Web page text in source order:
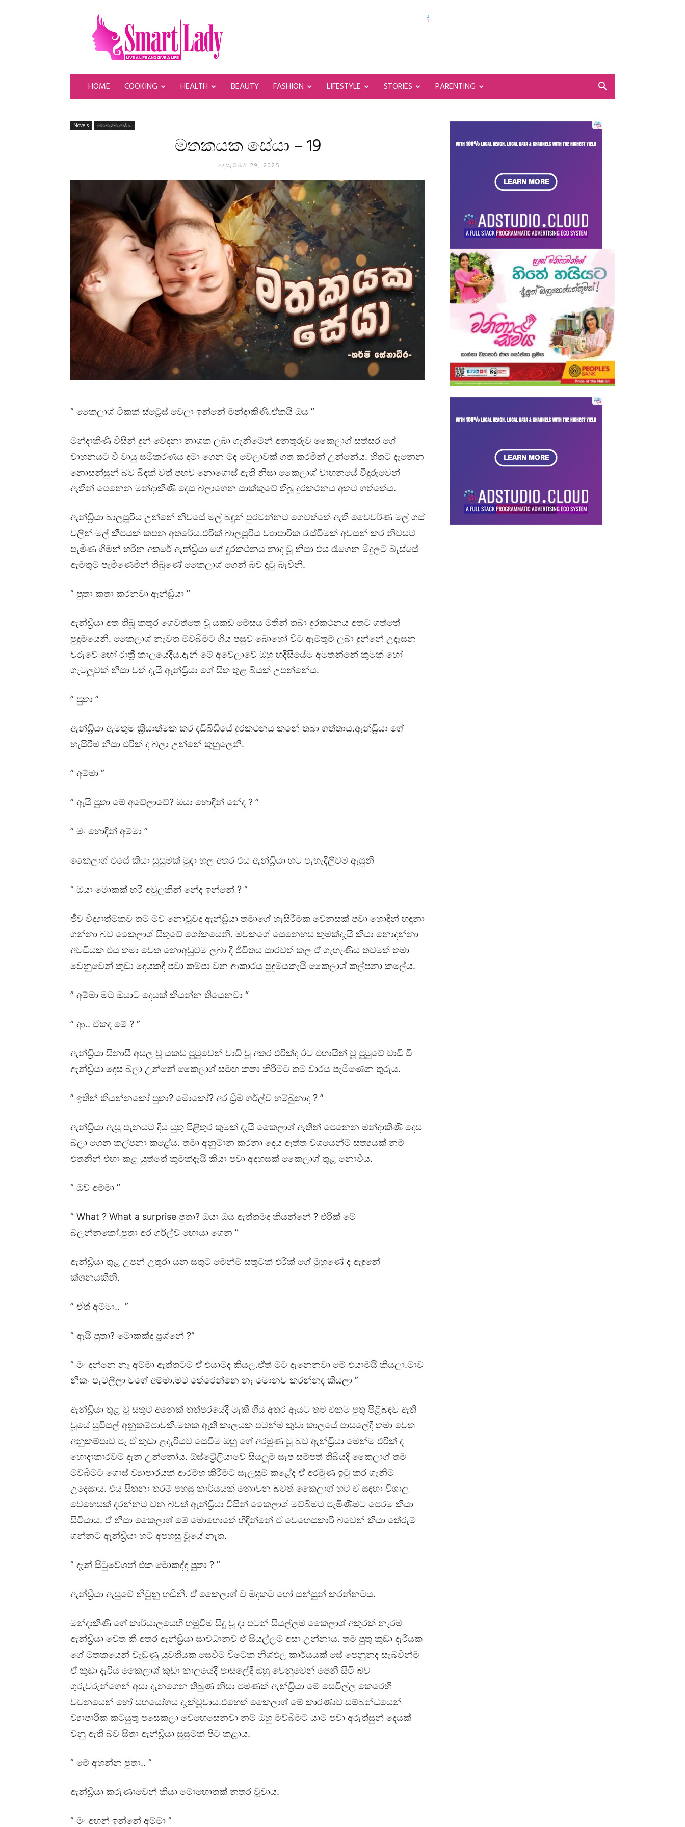
SmartLady
HOME COOKING HEALTH BEAUTY FASHION LIFESTYLE STORIES PARENTING
Novels මතකයක සේයා
මතකයක සේයා – 19
දෙසැම්බර් 29, 2025
” කෛලාශ් ටිකක් ස්ට්‍රෙස් වෙලා ඉන්නේ මන්දාකිණි.ඒකයි ඔය ”
මන්දාකිණි විසින් දුන් වේදනා නාශක ලබා ගැනීමෙන් අනතුරුව කෛලාශ් සත්‍සර ගේ
වාහනයට වී වායු සමීකරණය දමා ගෙන මඳ වේලාවක් ගත කරමින් උන්නේය. හිතට දැනෙන
නොසන්සුන් බව බිඳක් වත් පහව නොගොස් ඇති නිසා කෛලාශ් වාහනයේ වීදුරුවෙන්
ඈතින් පෙනෙන මන්දාකිණි දෙස බලාගෙන සාක්කුවේ තිබූ දුරකථනය අතට ගත්තේය.
ඇන්ඩ්‍රියා බාලසූරිය උන්නේ නිවසේ මල් බඳුන් පුරවන්නට ගෙවත්තේ ඇති වෛවර්ණ මල් ගස්
වලින් මල් කීපයක් කපන අතරේය.එරික් බාලසූරිය ව්‍යාපාරික රැස්වීමක් අවසන් කර නිවසට
පැමිණ ගිමන් හරින අතරේ ඇන්ඩ්‍රියා ගේ දුරකථනය නාද වූ නිසා එය රැගෙන මිදුලට බැස්සේ
ඇමතුම පැමිණෙමින් තිබුණේ කෛලාශ් ගෙන් බව දුටු බැවිනි.
” පුතා කතා කරනවා ඇන්ඩ්‍රියා ”
ඇන්ඩ්‍රියා අත තිබූ කතුර ගෙවත්තෙ වූ යකඩ මේසය මතින් තබා දුරකථනය අතට ගත්තේ
පුදුමයෙනි. කෛලාශ් නැවත මව්බිමට ගිය පසුව බොහෝ විට ඇමතුම් ලබා දුන්නේ උදෑසන
වරුවේ හෝ රාත්‍රී කාලයේදීය.දැන් මේ අවේලාවේ ඔහු හදිසියේම අමතන්නේ කුමක් හෝ
ගැටලුවක් නිසා වත් දැයි ඇන්ඩ්‍රියා ගේ සිත තුළ බියක් උපන්නේය.
” පුතා ”
ඇන්ඩ්‍රියා ඇමතුම ක්‍රියාත්මක කර දඩිබිඩියේ දුරකථනය කනේ තබා ගත්තාය.ඇන්ඩ්‍රියා ගේ
හැසිරීම නිසා එරික් ද බලා උන්නේ කුහුලෙනි.
” අම්මා ”
” ඇයි පුතා මේ අවේලාවේ? ඔයා හොඳින් නේද ? ”
” මං හොඳින් අම්මා ”
කෛලාශ් එසේ කියා සුසුමක් මුදා හල අතර එය ඇන්ඩ්‍රියා හට පැහැදිලිවම ඇසුනි
” ඔයා මොකක් හරි අවුලකින් නේද ඉන්නේ ? ”
ජීව විද්‍යාත්මකව තම මව නොවූවද ඇන්ඩ්‍රියා තමාගේ හැසිරීමක වෙනසක් පවා හොඳින් හඳුනා
ගන්නා බව කෛලාශ් සිතුවේ ශෝකයෙනි. මවකගේ සෙනෙහස කුමක්දැයි කියා නොදන්නා
අවධියක එය තමා වෙත නොඅඩුවම ලබා දී ජීවිතය සාරවත් කල ඒ ගැහැණිය තවමත් තමා
වෙනුවෙන් කුඩා දෙයකදී පවා කම්පා වන ආකාරය පුදුමයකැයි කෛලාශ් කල්පනා කලේය.
” අම්මා මට ඔයාට දෙයක් කියන්න තියෙනවා “
” ආ.. ඒකද මේ ? ”
ඇන්ඩ්‍රියා සිනාසී අසල වූ යකඩ පුටුවෙන් වාඩි වූ අතර එරික්ද ඊට එහායින් වූ පුටුවේ වාඩි වී
ඇන්ඩ්‍රියා දෙස බලා උන්නේ කෛලාශ් සමඟ කතා කිරීමට තම වාරය පැමිණෙන තුරුය.
” ඉතින් කියන්නකෝ පුතා? මොකෝ? අර ඩ්‍රීම් ගර්ල්ව හම්බුනාද ? ”
ඇන්ඩ්‍රියා ඇසූ පැනයට දිය යුතු පිළිතුර කුමක් දැයි කෛලාශ් ඈතින් පෙනෙන මන්දාකිණි දෙස
බලා ගෙන කල්පනා කළේය. තමා අනුමාන කරනා දෙය ඇත්ත වශයෙන්ම සත්‍යයක් නම්
එතනින් එහා කළ යුත්තේ කුමක්දැයි කියා පවා අදහසක් කෛලාශ් තුළ නොවීය.
” ඔව් අම්මා ”
” What ? What a surprise පුතා? ඔයා ඔය ඇත්තමද කියන්නේ ? එරික් මේ
බලන්නකෝ.පුතා අර ගර්ල්ව හොයා ගෙන ”
ඇන්ඩ්‍රියා තුළ උපන් උතුරා යන සතුට මෙන්ම සතුටක් එරික් ගේ මුහුණේ ද ඇඳුනේ
ක්ශනයකිනි.
” ඒත් අම්මා.. ”
” ඇයි පුතා? මොකක්ද ප්‍රශ්නේ ?”
” මං දන්නෙ නෑ අම්මා ඇත්තටම ඒ එයාමද කියල.ඒත් මට දැනෙනවා මේ එයාමයි කියලා.මාව
නිකං පැටලිලා වගේ අම්මා.මට තේරෙන්නෙ නෑ මොනව කරන්නද කියලා ”
ඇන්ඩ්‍රියා තුළ වූ සතුට අනෙක් තත්පරයේදී මැකී ගිය අතර ඇයට තම එකම පුතු පිළිබඳව ඇති
වූයේ සුවිසල් අනුකම්පාවකි.මතක ඇති කාලයක පටන්ම කුඩා කාලයේ පාසලේදී තමා වෙත
අනුකම්පාව පෑ ඒ කුඩා ළදැරියව සෙවීම ඔහු ගේ අරමුණ වූ බව ඇන්ඩ්‍රියා මෙන්ම එරික් ද
හොදාකාරවම දැන උන්නෝය. ඕස්ට්‍රේලියාවේ සියලුම සැප සම්පත් තිබියදී කෛලාශ් තම
මව්බිමට ගොස් ව්‍යාපාරයක් ආරම්භ කිරීමට සැලසුම් කළේද ඒ අරමුණ ඉටු කර ගැනීම
උදෙසාය. එය සිතනා තරම් පහසු කාර්යයක් නොවන බවත් කෛලාශ් හට ඒ සඳහා විශාල
වෙහෙසක් දරන්නට වන බවත් ඇන්ඩ්‍රියා විසින් කෛලාශ් මව්බිමට පැමිණීමට පෙරම කියා
සිටියාය. ඒ නිසා කෛලාශ් මේ මොහොතේ හිඳින්නේ ඒ වෙහෙසකාරී බවෙන් කියා තේරුම්
ගන්නට ඇන්ඩ්‍රියා හට අපහසු වූයේ නැත.
” දැන් සිටුවේශන් එක මොකද්ද පුතා ? ”
ඇන්ඩ්‍රියා ඇසුවේ නිවුනු හඬිනි. ඒ කෛලාශ් ව මදකට හෝ සන්සුන් කරන්නටය.
මන්දාකිණි ගේ කාර්යාලයෙහි හමුවීම සිදු වූ දා පටන් සියල්ලම කෛලාශ් අකුරක් නෑරම
ඇන්ඩ්‍රියා වෙත කී අතර ඇන්ඩ්‍රියා සාවධානව ඒ සියල්ලම අසා උන්නාය. තම පුතු කුඩා දැරියක
ගේ මතකයෙන් වැඩුණු යුවතියක සෙවීම විටෙක නිශ්ඵල කාර්යයක් සේ පෙනුනද සැබවින්ම
ඒ කුඩා දැරිය කෛලාශ් කුඩා කාලයේදී පාසලේදී ඔහු වෙනුවෙන් පෙනී සිටි බව
ගුරුවරුන්ගෙන් අසා දැනගෙන තිබුණ නිසා පමණක් ඇන්ඩ්‍රියා මේ සෙවිල්ල කෙරෙහි
වචනයෙන් හෝ සහයෝගය දැක්වූවාය.එහෙත් කෛලාශ් මේ කාරණාව සම්බන්ධයෙන්
ව්‍යාපාරික කටයුතු පසෙකලා වෙහෙසෙනවා නම් ඔහු මව්බිමට යාම පවා අරුත්සුන් දෙයක්
වනු ඇති බව සිතා ඇන්ඩ්‍රියා සුසුමක් පිට කළාය.
” මේ අහන්න පුතා.. ”
ඇන්ඩ්‍රියා කරුණාවෙන් කියා මොහොතක් නතර වූවාය.
” මං අහන් ඉන්නේ අම්මා ”